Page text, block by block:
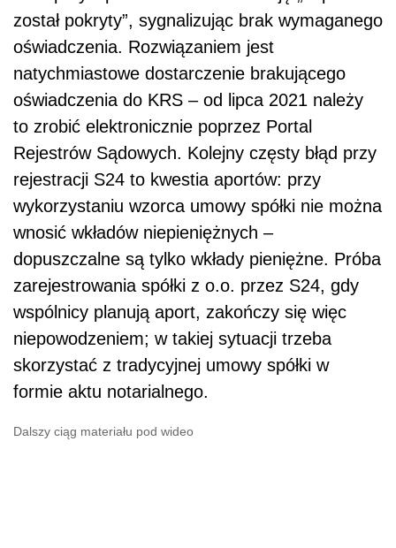
został pokryty”, sygnalizując brak wymaganego
oświadczenia. Rozwiązaniem jest
natychmiastowe dostarczenie brakującego
oświadczenia do KRS – od lipca 2021 należy
to zrobić elektronicznie poprzez Portal
Rejestrów Sądowych. Kolejny częsty błąd przy
rejestracji S24 to kwestia aportów: przy
wykorzystaniu wzorca umowy spółki nie można
wnosić wkładów niepieniężnych –
dopuszczalne są tylko wkłady pieniężne. Próba
zarejestrowania spółki z o.o. przez S24, gdy
wspólnicy planują aport, zakończy się więc
niepowodzeniem; w takiej sytuacji trzeba
skorzystać z tradycyjnej umowy spółki w
formie aktu notarialnego.
Dalszy ciąg materiału pod wideo